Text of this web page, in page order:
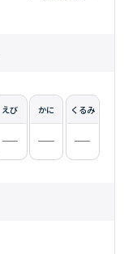
えび かに くるみ